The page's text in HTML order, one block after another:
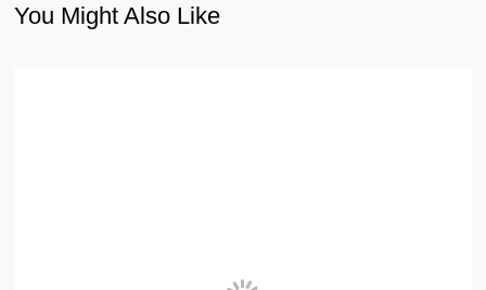
You Might Also Like